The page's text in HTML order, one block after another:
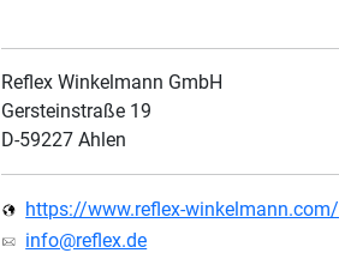
Reflex Winkelmann GmbH
Gersteinstraße 19
D-59227 Ahlen
https://www.reflex-winkelmann.com/
info@reflex.de